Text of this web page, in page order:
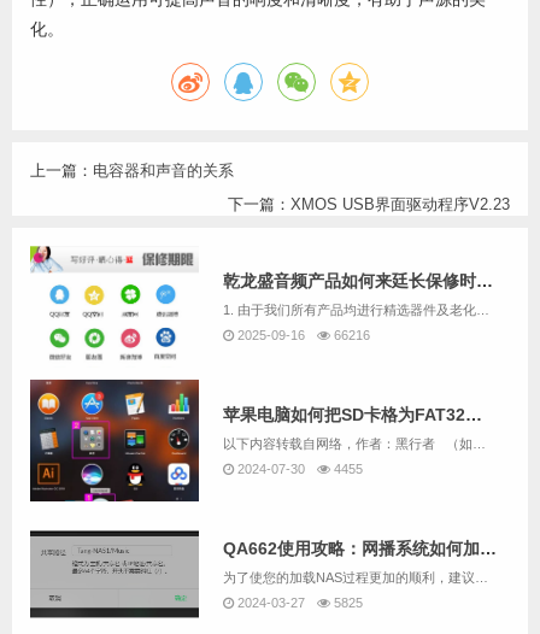
化。
上一篇： 电容器和声音的关系
下一篇： XMOS USB界面驱动程序V2.23
乾龙盛音频产品如何来廷长保修时间呢
2025-09-16
66216
苹果电脑如何把SD卡格为FAT32格式
2024-07-30
4455
QA662使用攻略：网播系统如何加载NAS中的音乐？
2024-03-27
5825